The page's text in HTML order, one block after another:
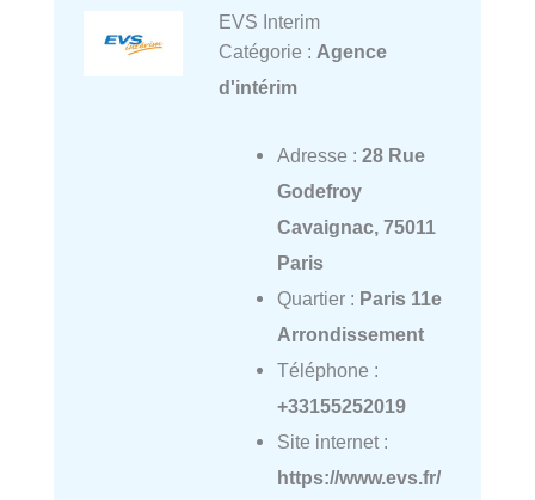
EVS Interim
Catégorie : Agence
d'intérim
Adresse : 28 Rue
Godefroy
Cavaignac, 75011
Paris
Quartier : Paris 11e
Arrondissement
Téléphone :
+33155252019
Site internet :
https://www.evs.fr/